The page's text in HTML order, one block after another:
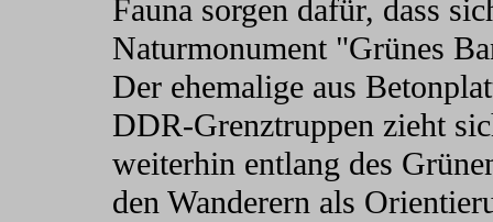
Fauna sorgen dafür, dass
Naturmonument "Grünes
Der ehemalige aus
DDR-Grenztruppen zieht
weiterhin entlang des
den Wanderern als